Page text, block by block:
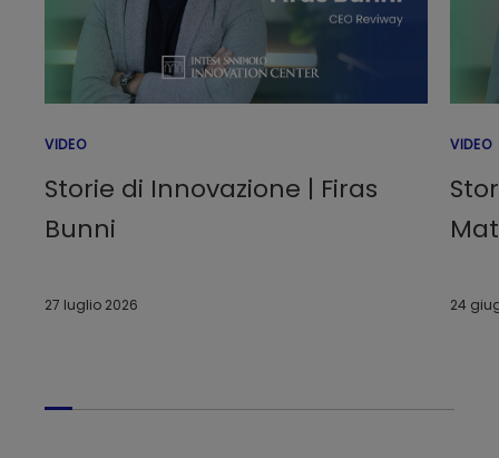
VIDEO
Storie di Innovazione | Firas
Bunni
27 luglio 2026
VIDEO
24